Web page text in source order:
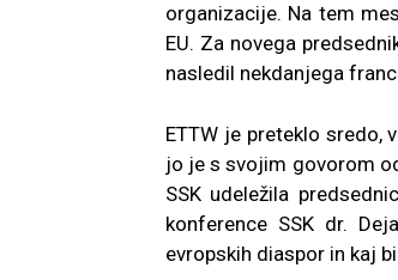
organizacije. Na tem
EU. Za novega
nasledil nekdanjega
ETTW je preteklo sredo,
jo je s svojim govorom
SSK udeležila
konference SSK dr.
evropskih diaspor in kaj